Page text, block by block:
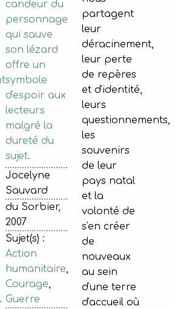
candeur du
personnage
qui sauve
son lézard
offre un
symbole
d'espoir aux
lecteurs
malgré la
dureté du
sujet.
Jocelyne
Sauvard
du Sorbier,
2007
Sujet(s) :
Action
humanitaire,
Courage,
Guerre
partagent
leur
déracinement,
leur perte
de repères
et d'identité,
leurs
questionnements,
les
souvenirs
de leur
pays natal
et la
volonté de
s'en créer
de
nouveaux
au sein
d'une terre
d'accueil où